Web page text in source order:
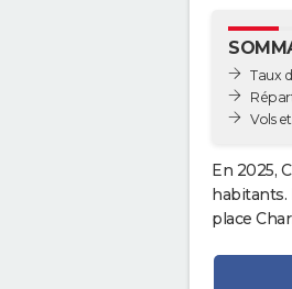
Taux
Vols
En 2025,
habitants.
place